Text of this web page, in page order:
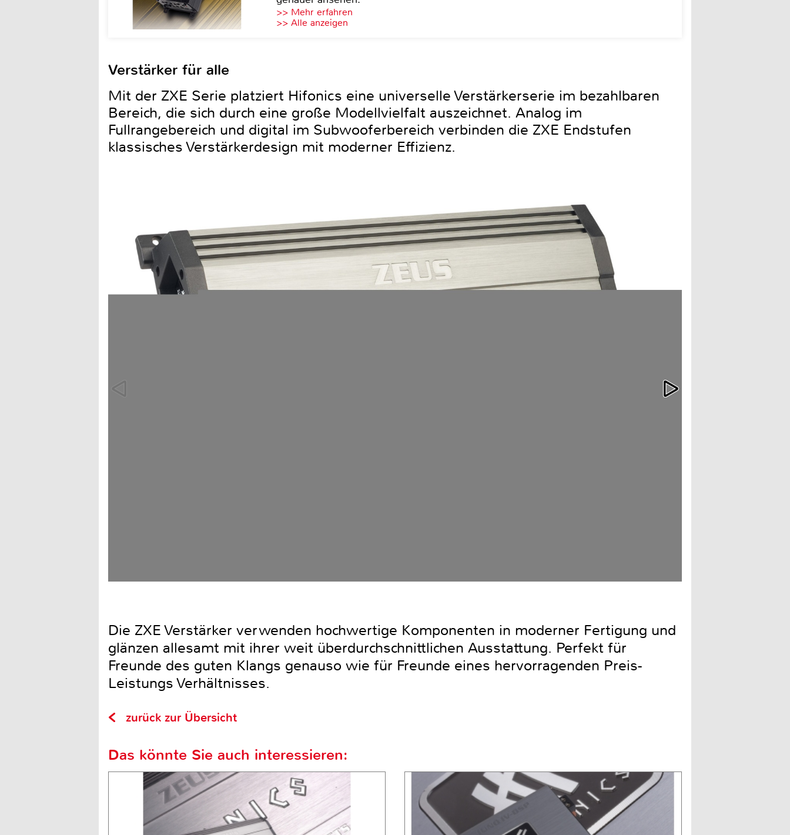
>> Mehr erfahren
>> Alle anzeigen
Verstärker für alle
Mit der ZXE Serie platziert Hifonics eine universelle Verstärkerserie im bezahlbaren
Bereich, die sich durch eine große Modellvielfalt auszeichnet. Analog im
Fullrangebereich und digital im Subwooferbereich verbinden die ZXE Endstufen
klassisches Verstärkerdesign mit moderner Effizienz.
Die ZXE Verstärker verwenden hochwertige Komponenten in moderner Fertigung und
glänzen allesamt mit ihrer weit überdurchschnittlichen Ausstattung. Perfekt für
Freunde des guten Klangs genauso wie für Freunde eines hervorragenden Preis-
Leistungs Verhältnisses.
zurück zur Übersicht
Das könnte Sie auch interessieren: